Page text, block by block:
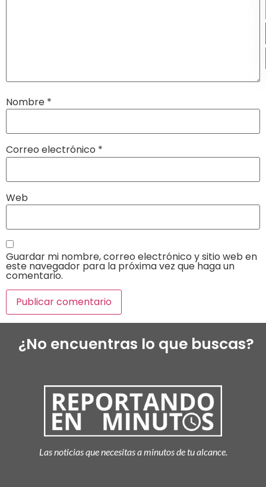
Nombre *
Correo electrónico *
Web
Guardar mi nombre, correo electrónico y sitio web en
este navegador para la próxima vez que haga un
comentario.
¿No encuentras lo que buscas?
Las noticias que necesitas a minutos de tu alcance.